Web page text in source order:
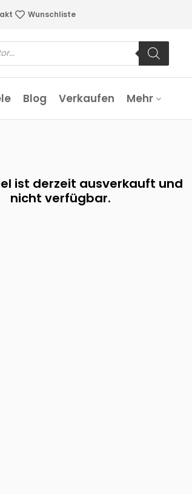
Wunschliste
Blog Verkaufen Mehr
ist derzeit ausverkauft und
nicht verfügbar.